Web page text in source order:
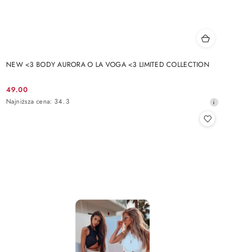
NEW <3 BODY AURORA O LA VOGA <3 LIMITED COLLECTION
Cena
promocyjna:
49.00
Najniższa
Najniższa cena: 34.3